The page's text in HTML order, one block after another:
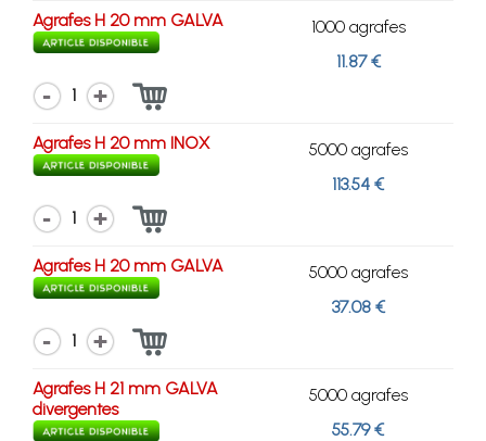
Agrafes H 20 mm GALVA
1000 agrafes
11.87 €
1
Agrafes H 20 mm INOX
5000 agrafes
113.54 €
1
Agrafes H 20 mm GALVA
5000 agrafes
37.08 €
1
Agrafes H 21 mm GALVA
divergentes
5000 agrafes
55.79 €